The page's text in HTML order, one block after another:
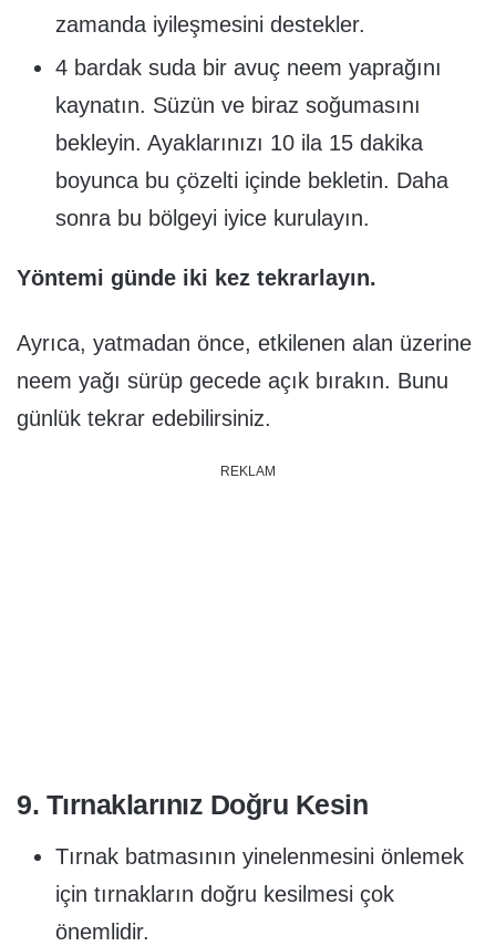
zamanda iyileşmesini destekler.
4 bardak suda bir avuç neem yaprağını
kaynatın. Süzün ve biraz soğumasını
bekleyin. Ayaklarınızı 10 ila 15 dakika
boyunca bu çözelti içinde bekletin. Daha
sonra bu bölgeyi iyice kurulayın.
Yöntemi günde iki kez tekrarlayın.
Ayrıca, yatmadan önce, etkilenen alan üzerine
neem yağı sürüp gecede açık bırakın. Bunu
günlük tekrar edebilirsiniz.
REKLAM
9. Tırnaklarınız Doğru Kesin
Tırnak batmasının yinelenmesini önlemek
için tırnakların doğru kesilmesi çok
önemlidir.